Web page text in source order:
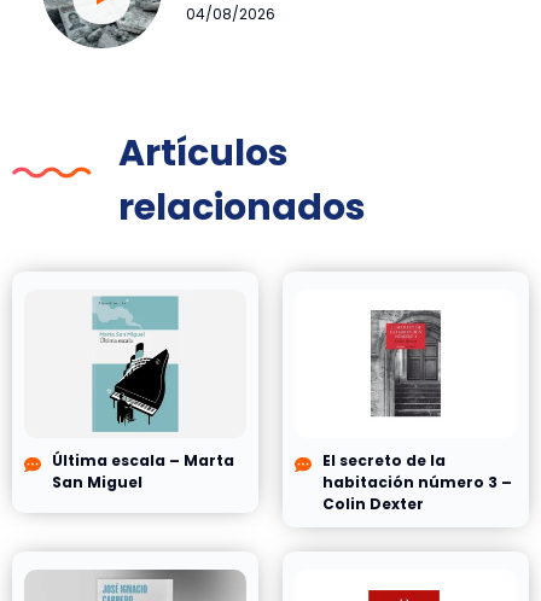
04/08/2026
Artículos
relacionados
Última escala – Marta
San Miguel
El secreto de la
habitación número 3 –
Colin Dexter